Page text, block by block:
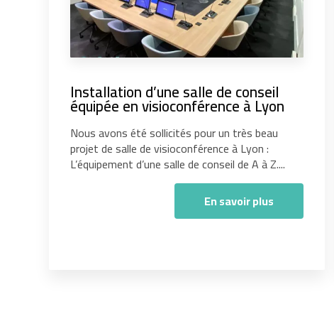
Installation d’une salle de conseil
équipée en visioconférence à Lyon
Nous avons été sollicités pour un très beau
projet de salle de visioconférence à Lyon :
L’équipement d’une salle de conseil de A à Z....
En savoir plus